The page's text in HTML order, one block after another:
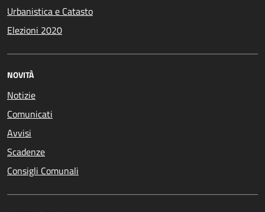
Urbanistica e Catasto
Elezioni 2020
NOVITÀ
Notizie
Comunicati
Avvisi
Scadenze
Consigli Comunali